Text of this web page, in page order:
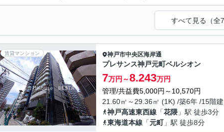
すべて見る（全7
賃貸マンション 神戸市中央区海岸通
プレサンス神戸元町ベルシオン
7万円～8.243万円
管理/共益費5,000円～10,570円
21.60㎡～29.36㎡ (1K) /築6年 /15階建
神戸高速東西線 「花隈 」駅 徒歩3分
東海道本線 「元町」駅 徒歩8分